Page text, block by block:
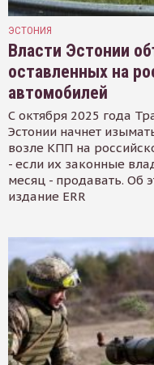
ЭСТОНИЯ
Власти Эстонии
оставленных на
автомобилей
С октября 2025 года
Эстонии начнет
возле КПП на
- если их законные
месяц - продавать. Об
издание ERR